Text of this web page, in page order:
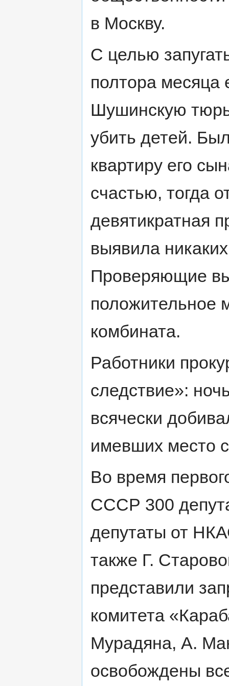
в Москву.
С целью
полтора месяца
Шушинскую
убить детей.
квартиру его
счастью, тогда
девятикратная
выявила
Проверяющие
положительное
комбината.
Работники
следствие»:
всячески
имевших место
Во время
СССР 300
депутаты от
также Г.
представили
комитета
Мурадяна, А.
освобождены